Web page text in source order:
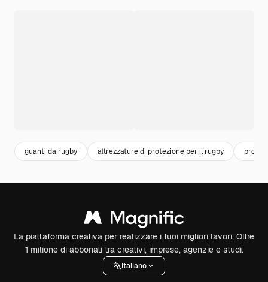
guanti da rugby attrezzature di protezione per il rugby
La piattaforma creativa per realizzare i tuoi migliori lavori. Oltre
1 milione di abbonati tra creativi, imprese, agenzie e studi.
Italiano